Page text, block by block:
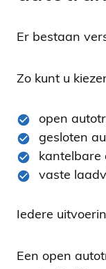
Er bestaan
Zo kunt u
open
gesloten
kantelbare
vaste
Iedere
Een open